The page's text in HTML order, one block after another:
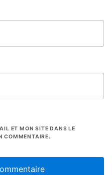
ET MON SITE DANS LE
COMMENTAIRE.